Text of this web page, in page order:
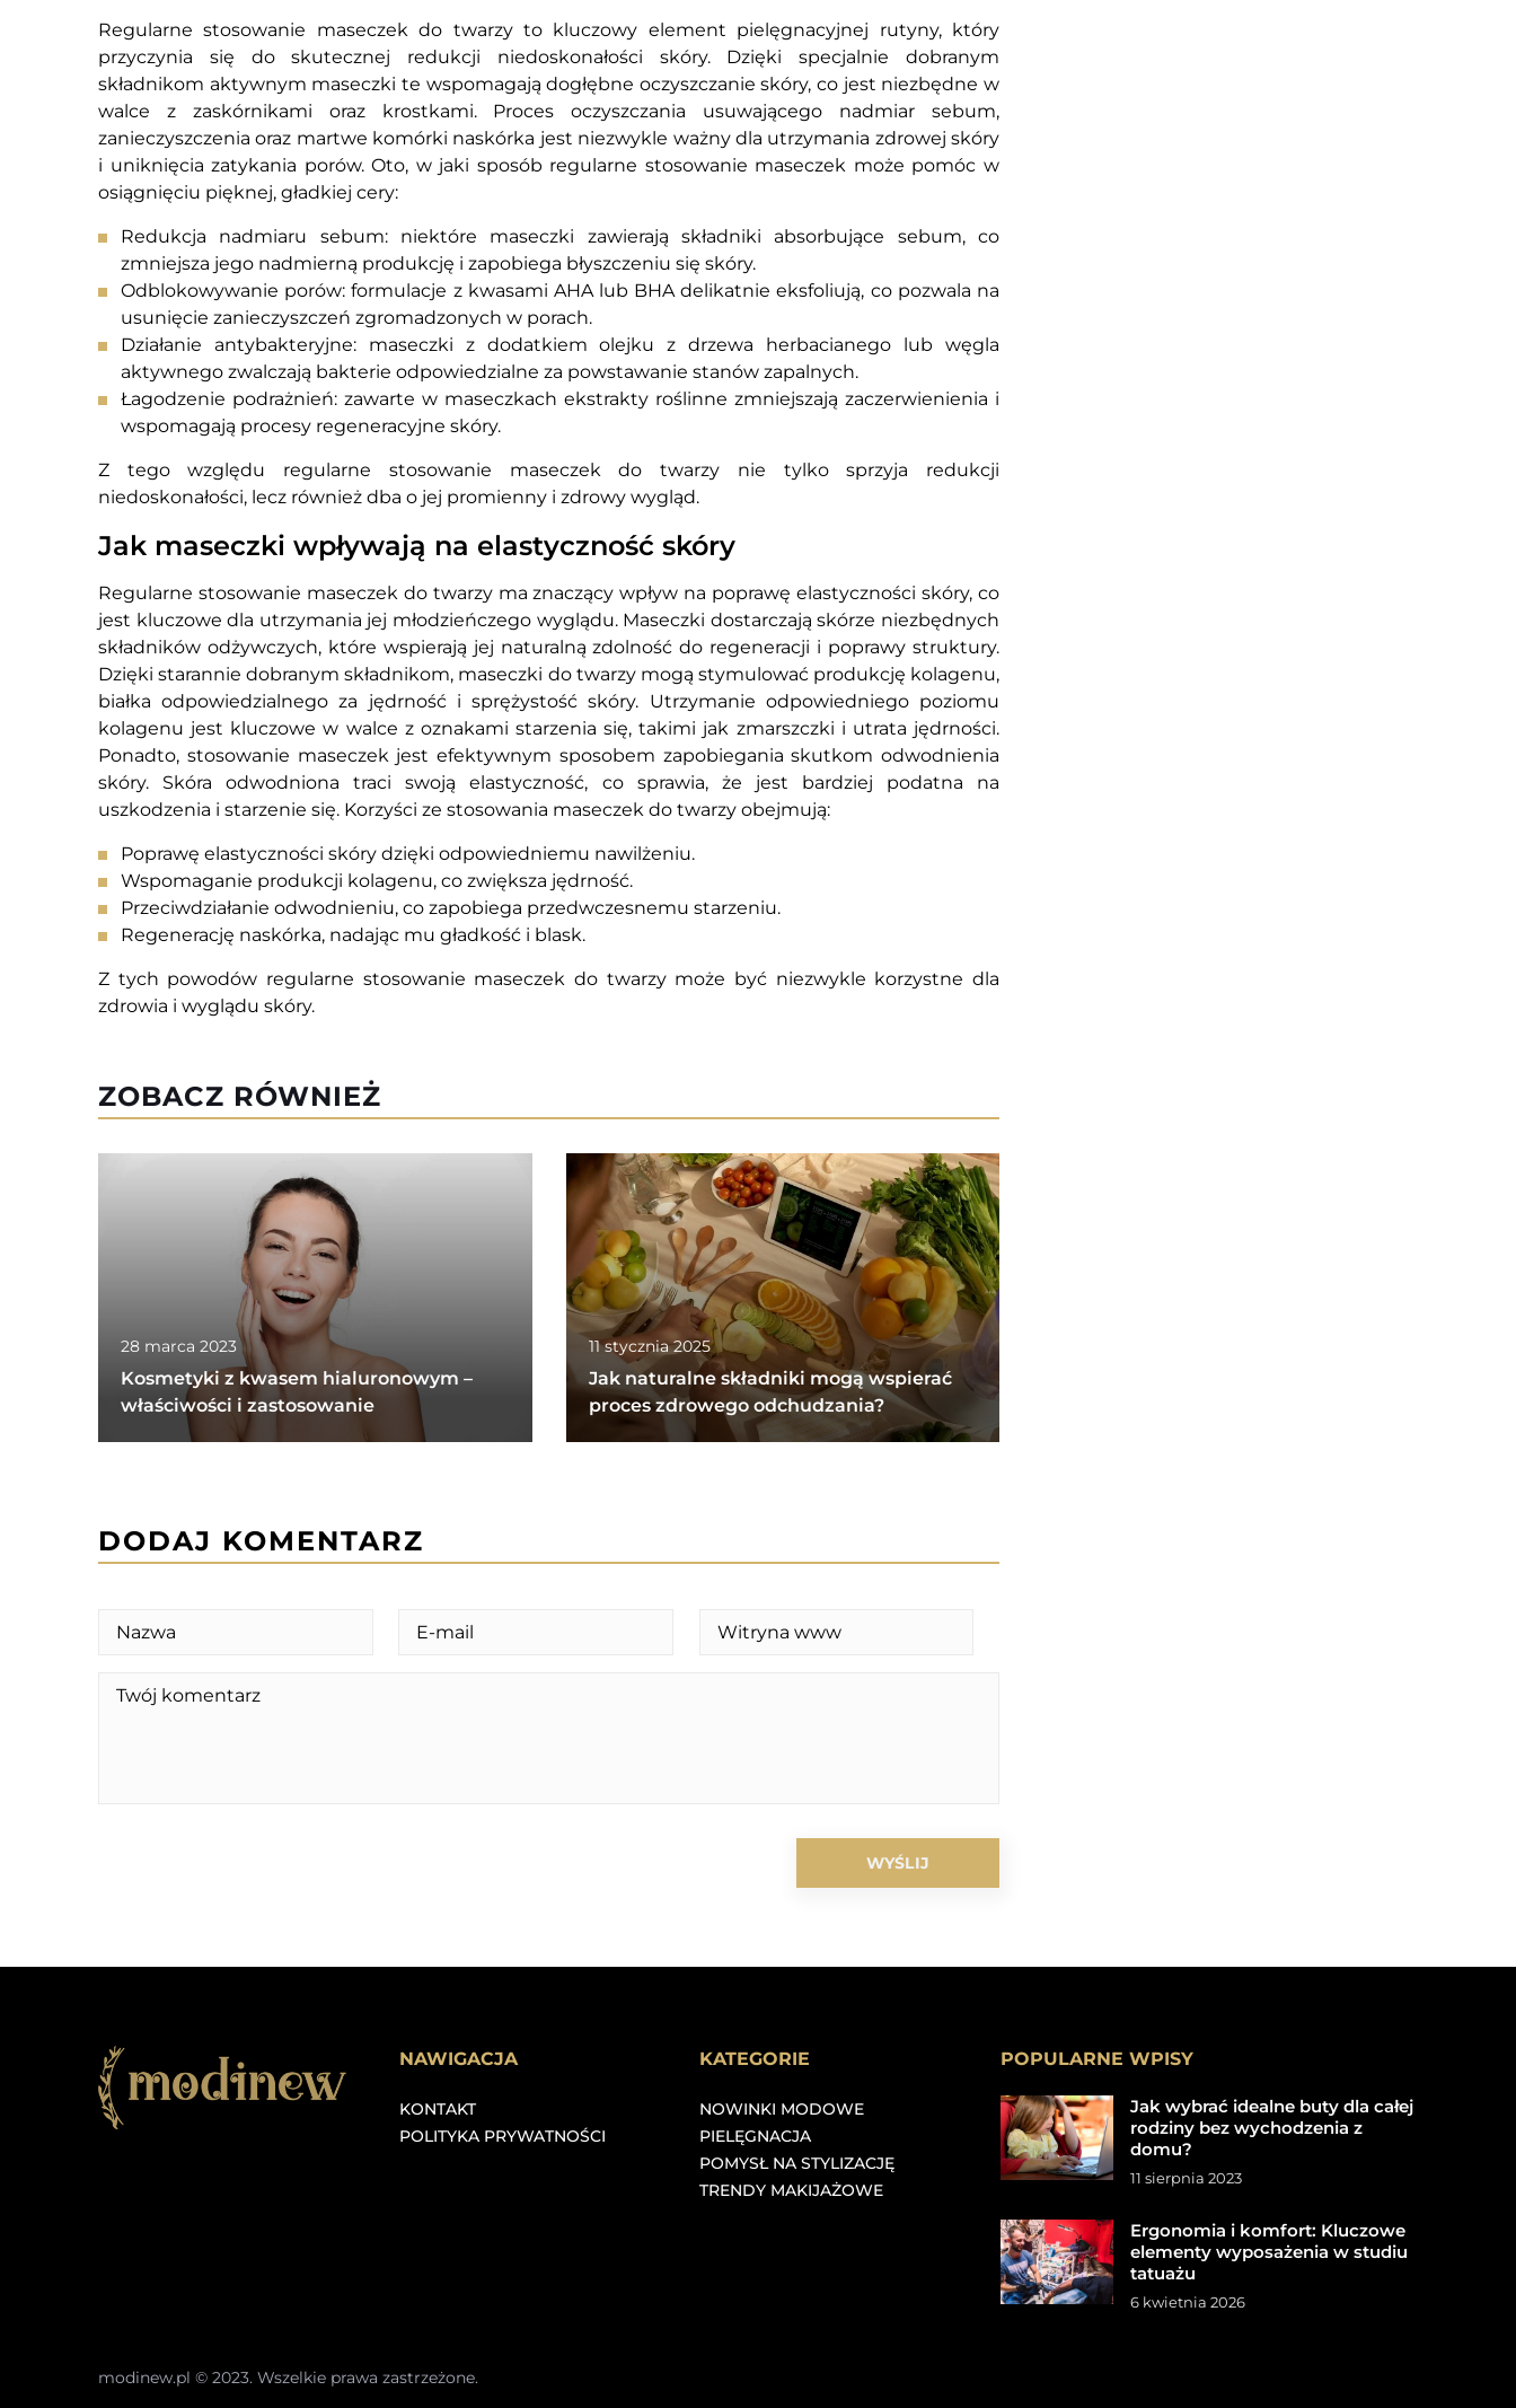
Regularne stosowanie maseczek do twarzy to kluczowy element pielęgnacyjnej rutyny, który
przyczynia się do skutecznej redukcji niedoskonałości skóry. Dzięki specjalnie dobranym
składnikom aktywnym maseczki te wspomagają dogłębne oczyszczanie skóry, co jest niezbędne w
walce z zaskórnikami oraz krostkami. Proces oczyszczania usuwającego nadmiar sebum,
zanieczyszczenia oraz martwe komórki naskórka jest niezwykle ważny dla utrzymania zdrowej skóry
i uniknięcia zatykania porów. Oto, w jaki sposób regularne stosowanie maseczek może pomóc w
osiągnięciu pięknej, gładkiej cery:
Redukcja nadmiaru sebum: niektóre maseczki zawierają składniki absorbujące sebum, co
zmniejsza jego nadmierną produkcję i zapobiega błyszczeniu się skóry.
Odblokowywanie porów: formulacje z kwasami AHA lub BHA delikatnie eksfoliują, co pozwala na
usunięcie zanieczyszczeń zgromadzonych w porach.
Działanie antybakteryjne: maseczki z dodatkiem olejku z drzewa herbacianego lub węgla
aktywnego zwalczają bakterie odpowiedzialne za powstawanie stanów zapalnych.
Łagodzenie podrażnień: zawarte w maseczkach ekstrakty roślinne zmniejszają zaczerwienienia i
wspomagają procesy regeneracyjne skóry.
Z tego względu regularne stosowanie maseczek do twarzy nie tylko sprzyja redukcji
niedoskonałości, lecz również dba o jej promienny i zdrowy wygląd.
Jak maseczki wpływają na elastyczność skóry
Regularne stosowanie maseczek do twarzy ma znaczący wpływ na poprawę elastyczności skóry, co
jest kluczowe dla utrzymania jej młodzieńczego wyglądu. Maseczki dostarczają skórze niezbędnych
składników odżywczych, które wspierają jej naturalną zdolność do regeneracji i poprawy struktury.
Dzięki starannie dobranym składnikom, maseczki do twarzy mogą stymulować produkcję kolagenu,
białka odpowiedzialnego za jędrność i sprężystość skóry. Utrzymanie odpowiedniego poziomu
kolagenu jest kluczowe w walce z oznakami starzenia się, takimi jak zmarszczki i utrata jędrności.
Ponadto, stosowanie maseczek jest efektywnym sposobem zapobiegania skutkom odwodnienia
skóry. Skóra odwodniona traci swoją elastyczność, co sprawia, że jest bardziej podatna na
uszkodzenia i starzenie się. Korzyści ze stosowania maseczek do twarzy obejmują:
Poprawę elastyczności skóry dzięki odpowiedniemu nawilżeniu.
Wspomaganie produkcji kolagenu, co zwiększa jędrność.
Przeciwdziałanie odwodnieniu, co zapobiega przedwczesnemu starzeniu.
Regenerację naskórka, nadając mu gładkość i blask.
Z tych powodów regularne stosowanie maseczek do twarzy może być niezwykle korzystne dla
zdrowia i wyglądu skóry.
ZOBACZ RÓWNIEŻ
28 marca 2023
Kosmetyki z kwasem hialuronowym –
właściwości i zastosowanie
11 stycznia 2025
Jak naturalne składniki mogą wspierać
proces zdrowego odchudzania?
DODAJ KOMENTARZ
NAWIGACJA
KONTAKT
POLITYKA PRYWATNOŚCI
KATEGORIE
NOWINKI MODOWE
PIELĘGNACJA
POMYSŁ NA STYLIZACJĘ
TRENDY MAKIJAŻOWE
POPULARNE WPISY
Jak wybrać idealne buty dla całej
rodziny bez wychodzenia z
domu?
11 sierpnia 2023
Ergonomia i komfort: Kluczowe
elementy wyposażenia w studiu
tatuażu
6 kwietnia 2026
modinew.pl © 2023. Wszelkie prawa zastrzeżone.